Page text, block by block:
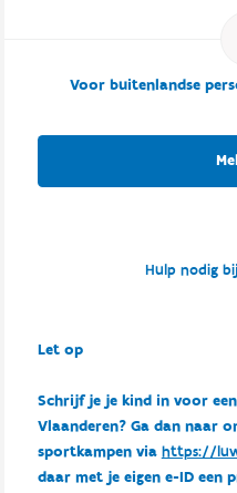
Voor buitenlandse
Hulp nodig
Let op
Schrijf je je kind in voor
Vlaanderen? Ga dan naar
sportkampen via https://
daar met je eigen e-ID een